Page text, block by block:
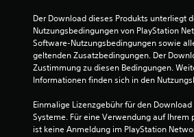
Der Download dieses Produkts unterliegt
Nutzungsbedingungen von PlayStation
Software-Nutzungsbedingungen sowie
geltenden Zusatzbedingungen. Der
Zustimmung zu diesen Bedingungen.
Informationen finden sich in den
Einmalige Lizenzgebühr für den
Systeme. Für eine Verwendung auf Ihrem
ist keine Anmeldung im PlayStation